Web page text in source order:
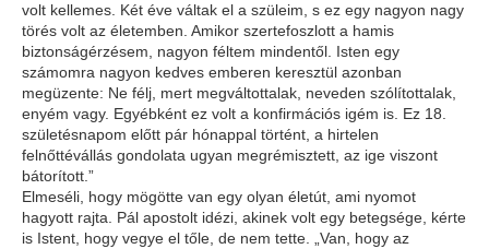
volt kellemes. Két éve váltak el a szüleim, s ez egy nagyon nagy
törés volt az életemben. Amikor szertefoszlott a hamis
biztonságérzésem, nagyon féltem mindentől. Isten egy
számomra nagyon kedves emberen keresztül azonban
megüzente: Ne félj, mert megváltottalak, neveden szólítottalak,
enyém vagy. Egyébként ez volt a konfirmációs igém is. Ez 18.
születésnapom előtt pár hónappal történt, a hirtelen
felnőttévállás gondolata ugyan megrémisztett, az ige viszont
bátorított.”
Elmeséli, hogy mögötte van egy olyan életút, ami nyomot
hagyott rajta. Pál apostolt idézi, akinek volt egy betegsége, kérte
is Istent, hogy vegye el tőle, de nem tette. „Van, hogy az